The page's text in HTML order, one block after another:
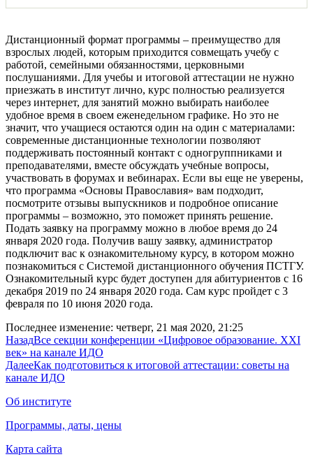
Дистанционный формат программы – преимущество для
взрослых людей, которым приходится совмещать учебу с
работой, семейными обязанностями, церковными
послушаниями. Для учебы и итоговой аттестации не нужно
приезжать в институт лично, курс полностью реализуется
через интернет, для занятий можно выбирать наиболее
удобное время в своем еженедельном графике. Но это не
значит, что учащиеся остаются один на один с материалами:
современные дистанционные технологии позволяют
поддерживать постоянный контакт с одногруппниками и
преподавателями, вместе обсуждать учебные вопросы,
участвовать в форумах и вебинарах. Если вы еще не уверены,
что программа «Основы Православия» вам подходит,
посмотрите отзывы выпускников и подробное описание
программы – возможно, это поможет принять решение.
Подать заявку на программу можно в любое время до 24
января 2020 года. Получив вашу заявку, администратор
подключит вас к ознакомительному курсу, в котором можно
познакомиться с Системой дистанционного обучения ПСТГУ.
Ознакомительный курс будет доступен для абитуриентов с 16
декабря 2019 по 24 января 2020 года. Сам курс пройдет с 3
февраля по 10 июня 2020 года.
Последнее изменение: четверг, 21 мая 2020, 21:25
НазадВсе секции конференции «Цифровое образование. XXI
век» на канале ИДО
ДалееКак подготовиться к итоговой аттестации: советы на
канале ИДО
Об институте
Программы, даты, цены
Карта сайта